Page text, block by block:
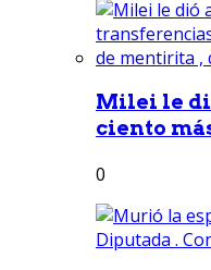
Milei le
ciento
0